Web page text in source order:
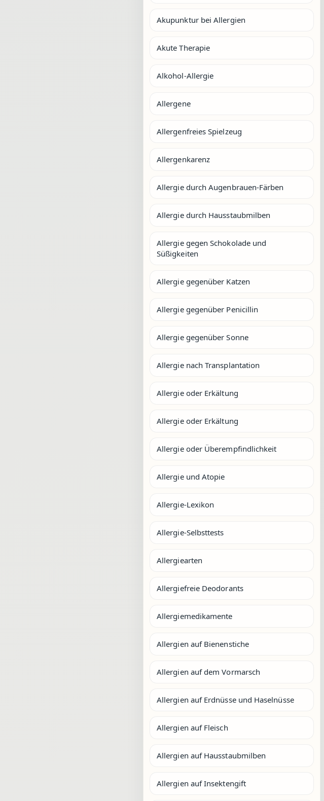
Akupunktur bei Allergien
Akute Therapie
Alkohol-Allergie
Allergene
Allergenfreies Spielzeug
Allergenkarenz
Allergie durch Augenbrauen-Färben
Allergie durch Hausstaubmilben
Allergie gegen Schokolade und
Süßigkeiten
Allergie gegenüber Katzen
Allergie gegenüber Penicillin
Allergie gegenüber Sonne
Allergie nach Transplantation
Allergie oder Erkältung
Allergie oder Erkältung
Allergie oder Überempfindlichkeit
Allergie und Atopie
Allergie-Lexikon
Allergie-Selbsttests
Allergiearten
Allergiefreie Deodorants
Allergiemedikamente
Allergien auf Bienenstiche
Allergien auf dem Vormarsch
Allergien auf Erdnüsse und Haselnüsse
Allergien auf Fleisch
Allergien auf Hausstaubmilben
Allergien auf Insektengift